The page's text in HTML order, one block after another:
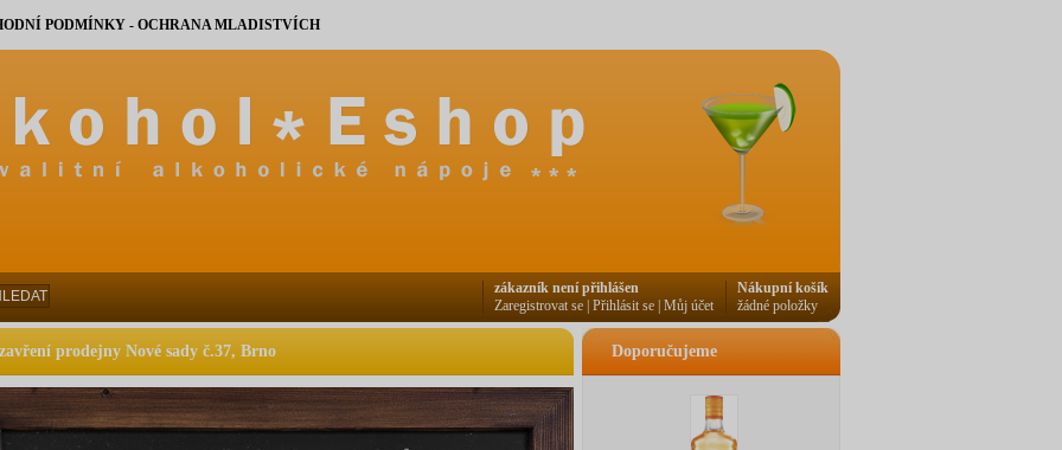
prodejny Nové sady č.37, Brno Doporučujeme
PODMÍNKY - OCHRANA MLADISTVÍCH
Nákupní košík
žádné položky
zákazník není přihlášen
Zaregistrovat se Přihlásit se Můj účet